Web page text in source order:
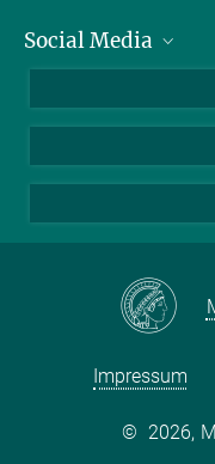
Social Media
Impressum
© 2026,